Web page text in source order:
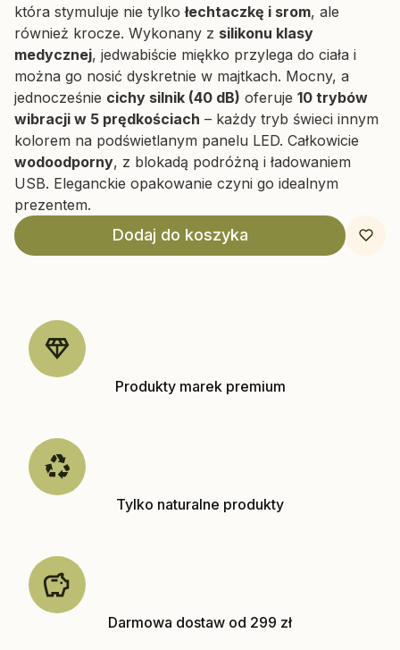
która stymuluje nie tylkołechtaczkę i srom, ale
również krocze. Wykonany z silikonu klasy
medycznej, jedwabiście miękko przylega do ciała i
można go nosić dyskretnie w majtkach. Mocny, a
jednocześnie cichy silnik (40 dB) oferuje 10 trybów
wibracji w 5 prędkościach – każdy tryb świeci innym
kolorem na podświetlanym panelu LED. Całkowicie
wodoodporny, z blokadą podróżną i ładowaniem
USB. Eleganckie opakowanie czyni go idealnym
prezentem.
Dodaj do koszyka
Produkty marek premium
Tylko naturalne produkty
Darmowa dostaw od 299 zł